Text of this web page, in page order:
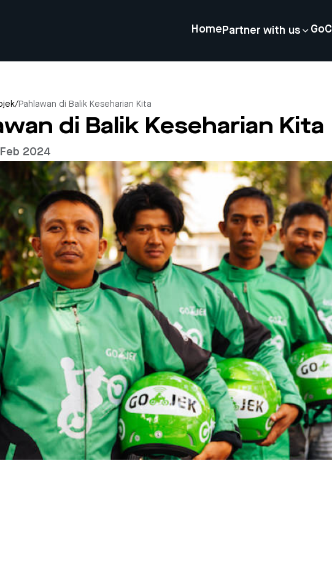
Home Partner with us
/Pahlawan di Balik Keseharian Kita
di Balik Keseharian Kita
2024